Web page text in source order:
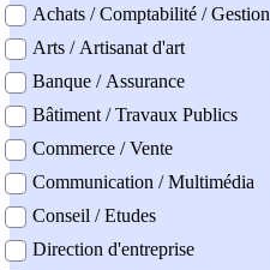
professionel
Achats / Comptabilité / Gestion
Arts / Artisanat d'art
Banque / Assurance
Bâtiment / Travaux Publics
Commerce / Vente
Communication / Multimédia
Conseil / Etudes
Direction d'entreprise